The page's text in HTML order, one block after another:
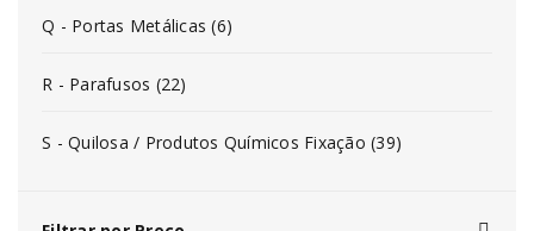
Q - Portas Metálicas (6)
R - Parafusos (22)
S - Quilosa / Produtos Químicos Fixação (39)